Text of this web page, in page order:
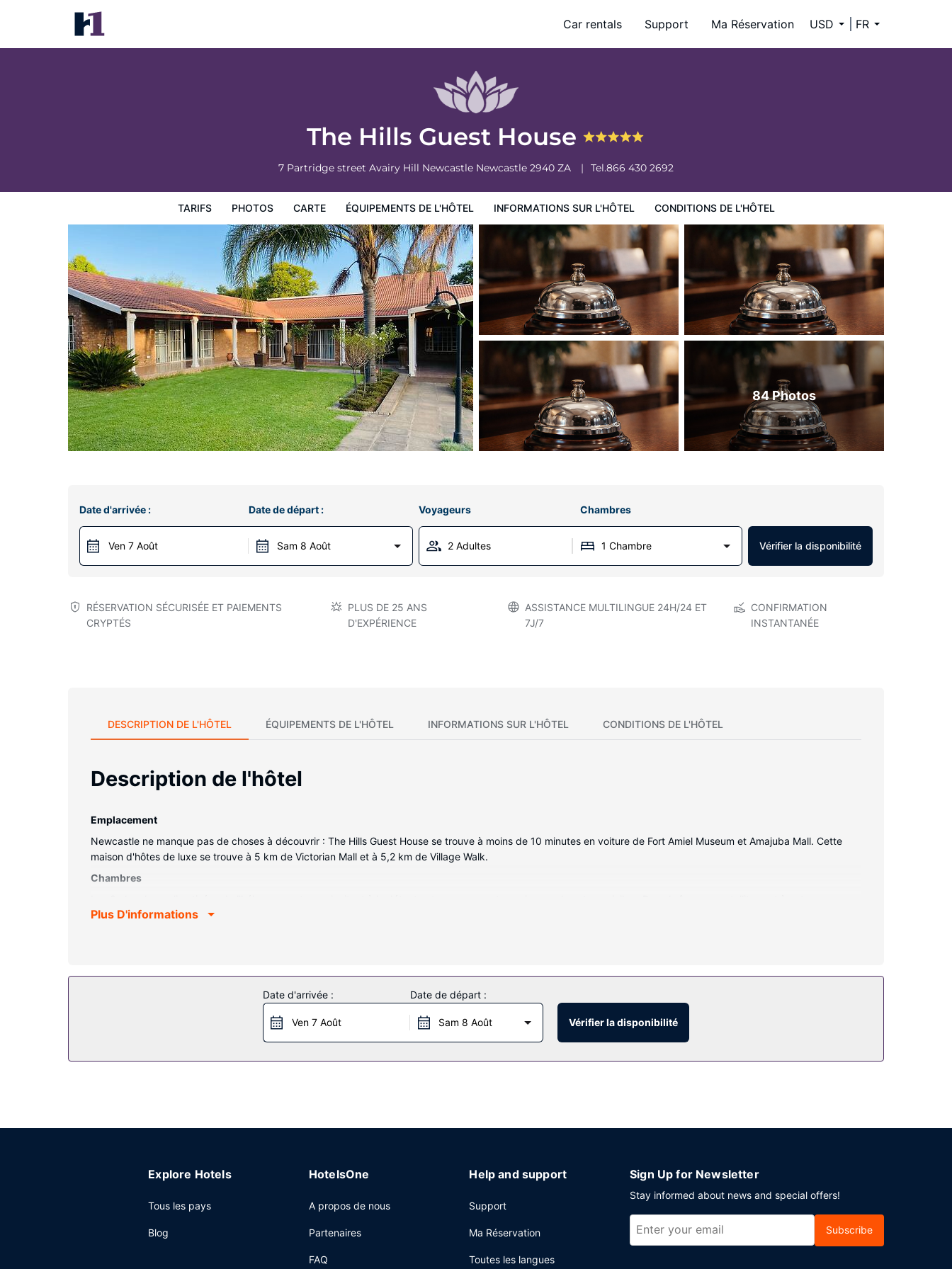
Car rentals Support Ma Réservation USD FR
The Hills Guest House
7 Partridge street Avairy Hill Newcastle Newcastle 2940 ZA Tel.866 430 2692
TARIFS PHOTOS CARTE ÉQUIPEMENTS DE L'HÔTEL INFORMATIONS SUR L'HÔTEL CONDITIONS DE L'HÔTEL
The Hills Guest House
Tarifs
84 Photos
Date d'arrivée :
Ven 7 Août
Date de départ :
Sam 8 Août
Voyageurs Chambres
2 Adultes 1 Chambre Vérifier la disponibilité
RÉSERVATION SÉCURISÉE ET PAIEMENTS
CRYPTÉS
PLUS DE 25 ANS
D'EXPÉRIENCE
ASSISTANCE MULTILINGUE 24H/24 ET
7J/7
CONFIRMATION
INSTANTANÉE
DESCRIPTION DE L'HÔTEL ÉQUIPEMENTS DE L'HÔTEL INFORMATIONS SUR L'HÔTEL CONDITIONS DE L'HÔTEL
Description de l'hôtel
Emplacement
Newcastle ne manque pas de choses à découvrir : The Hills Guest House se trouve à moins de 10 minutes en voiture de Fort Amiel Museum et Amajuba Mall. Cette
maison d'hôtes de luxe se trouve à 5 km de Victorian Mall et à 5,2 km de Village Walk.
Chambres
disposition et vous invitent au divertissement. Les équipements et services offerts par l'hébergement comprennent une bouilloire électrique et du thé et du café
Un petit déjeuner complet est servi tous les jours de 07 h 00 à 09 h 00 moyennant un supplément.
Plus D'informations
Date d'arrivée :
Ven 7 Août
Date de départ :
Sam 8 Août Vérifier la disponibilité
Explore Hotels
Tous les pays
Blog
HotelsOne
A propos de nous
Partenaires
FAQ
Help and support
Support
Ma Réservation
Toutes les langues
Sign Up for Newsletter
Stay informed about news and special offers!
Subscribe